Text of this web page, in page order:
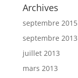
Archives
septembre 2015
septembre 2013
juillet 2013
mars 2013